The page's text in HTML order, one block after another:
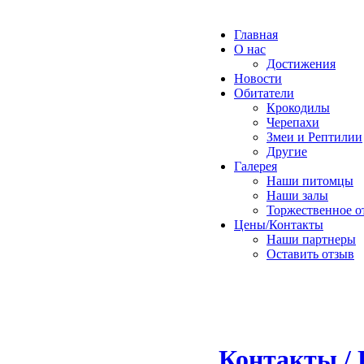
Главная
О нас
Достижения
Новости
Обитатели
Крокодилы
Черепахи
Змеи и Рептилии
Другие
Галерея
Наши питомцы
Наши залы
Торжественное
Цены/Контакты
Наши партнеры
Оставить отзыв